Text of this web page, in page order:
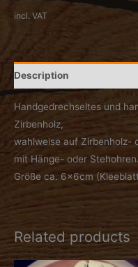
incl. VAT
Description
Handgedrechseltes und
Zirbenholz,
wahlweise auf Zirbenholz-
mit Hänge- oder Stehohren.
Größe ca. 6x6cm
Related products